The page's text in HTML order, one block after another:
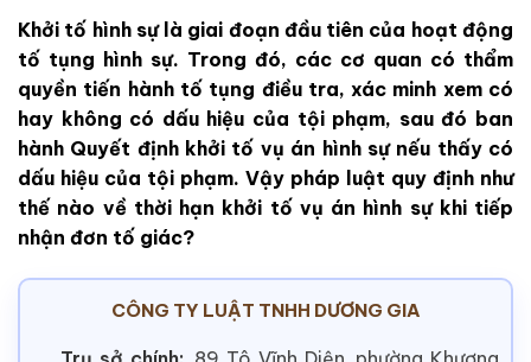
Khởi tố hình sự là giai đoạn đầu tiên của hoạt động
tố tụng hình sự. Trong đó, các cơ quan có thẩm
quyền tiến hành tố tụng điều tra, xác minh xem có
hay không có dấu hiệu của tội phạm, sau đó ban
hành Quyết định khởi tố vụ án hình sự nếu thấy có
dấu hiệu của tội phạm. Vậy pháp luật quy định như
thế nào về thời hạn khởi tố vụ án hình sự khi tiếp
nhận đơn tố giác?
CÔNG TY LUẬT TNHH DƯƠNG GIA